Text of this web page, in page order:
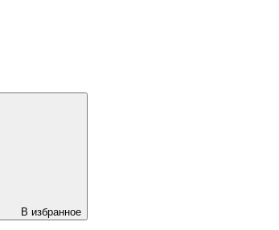
В избранное